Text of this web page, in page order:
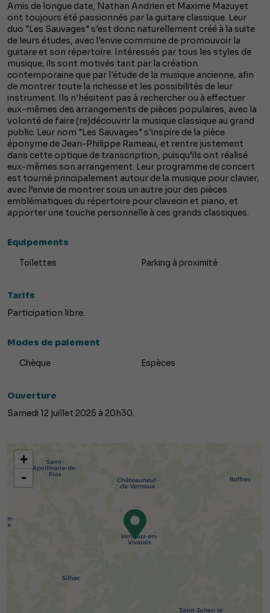
Amis de longue date, Nathan Andrien et Maxime Mazuyet
ont toujours été passionnés par la guitare classique. Leur
duo "Les Sauvages" s'est donc naturellement créé à la suite
de leurs études, avec l'envie commune de promouvoir la
guitare et son répertoire. Intéressés par tous les styles de
musique, ils sont motivés tant par la création
contemporaine que par l'étude de la musique ancienne, afin
de montrer toute la richesse et les possibilités de leur
instrument. Ils n'hésitent pas à rechercher ou à effectuer
eux-mêmes des arrangements de pièces populaires, avec la
volonté de faire (re)découvrir la musique classique au grand
public. Leur nom "Les Sauvages" s'inspire de la pièce
éponyme de Jean-Philippe Rameau, et rentre justement
dans cette optique de transcription, puisqu’ils ont réalisé
eux-mêmes son arrangement. Leur programme de concert
est tourné principalement autour de la musique pour clavier,
avec l’envie de montrer sous un autre jour des pièces
emblématiques du répertoire pour clavecin et piano, et
apporter une touche personnelle à ces grands classiques.
Equipements
Toilettes Parking à proximité
Tarifs
Participation libre.
Modes de paiement
Chèque Espèces
Ouverture
Samedi 12 juillet 2025 à 20h30.
+
-